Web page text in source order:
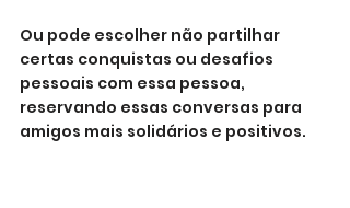
Ou pode escolher não partilhar
certas conquistas ou desafios
pessoais com essa pessoa,
reservando essas conversas para
amigos mais solidários e positivos.